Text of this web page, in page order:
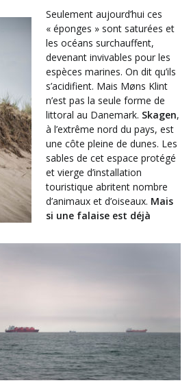
Seulement aujourd’hui ces
« éponges » sont saturées et
les océans surchauffent,
devenant invivables pour les
espèces marines. On dit qu’ils
s’acidifient. Mais Møns Klint
n’est pas la seule forme de
littoral au Danemark. Skagen,
à l’extrême nord du pays, est
une côte pleine de dunes. Les
sables de cet espace protégé
et vierge d’installation
touristique abritent nombre
d’animaux et d’oiseaux. Mais
si une falaise est déjà